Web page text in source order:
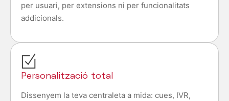
per usuari, per extensions ni per funcionalitats
addicionals.
Personalització total
Dissenyem la teva centraleta a mida: cues, IVR,